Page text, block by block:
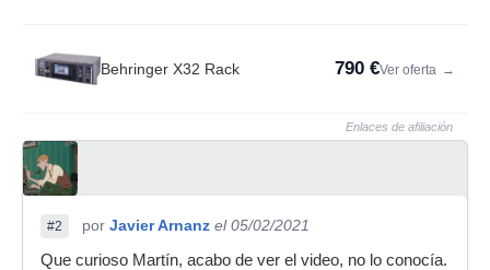
Behringer X32 Rack 790 €Ver oferta →
Enlaces de afiliación
#2 por Javier Arnanz el 05/02/2021
Que curioso Martín, acabo de ver el video, no lo conocía.